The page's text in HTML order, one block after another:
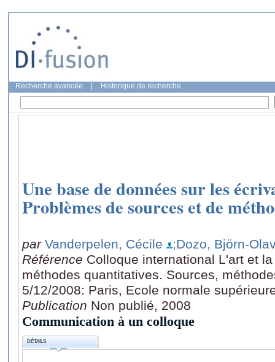
Recherche avancée Historique de recherche
Une base de données sur les
Problèmes de sources et de
par Vanderpelen, Cécile
;Dozo, Björn-
Référence Colloque international L'art et
méthodes quantitatives. Sources,
5/12/2008: Paris, Ecole normale
Publication Non publié, 2008
Communication à un colloque
DÉTAILS